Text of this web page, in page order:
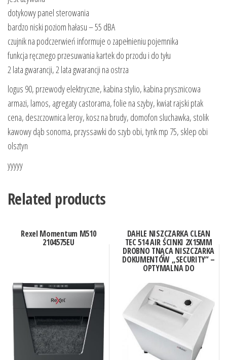
dotykowy panel sterowania
bardzo niski poziom hałasu – 55 dBA
czujnik na podczerwień informuje o zapełnieniu pojemnika
funkcja ręcznego przesuwania kartek do przodu i do tyłu
2 lata gwarancji, 2 lata gwarancji na ostrza
logus 90, przewody elektryczne, kabina stylio, kabina prysznicowa
armazi, lamos, agregaty castorama, folie na szyby, kwiat rajski ptak
cena, deszczownica leroy, kosz na brudy, domofon sluchawka, stolik
kawowy dąb sonoma, przyssawki do szyb obi, tynk mp 75, sklep obi
olsztyn
yyyyy
Related products
Rexel Momentum M510
2104575EU
DAHLE NISZCZARKA CLEAN
TEC 514 AIR ŚCINKI 2X15MM
DROBNO TNĄCA NISZCZARKA
DOKUMENTÓW „SECURITY” –
OPTYMALNA DO
DANYCH